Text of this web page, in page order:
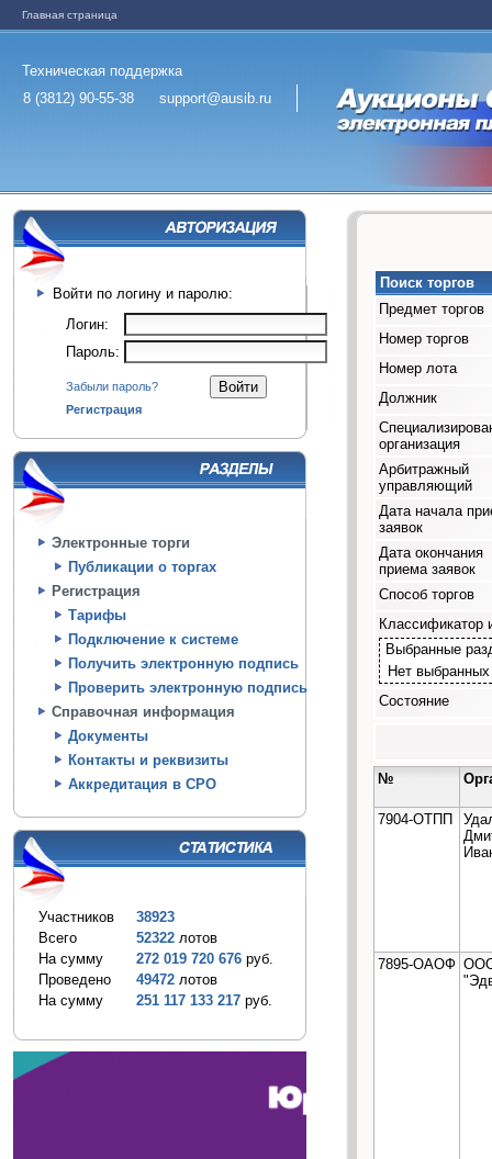
Главная страница
Техническая поддержка
8 (3812) 90-55-38
support@ausib.ru
Войти по логину и паролю:
Логин:
Пароль:
Забыли пароль?
Регистрация
Электронные торги
Публикации о торгах
Регистрация
Тарифы
Подключение к системе
Получить электронную подпись
Проверить электронную подпись
Справочная информация
Документы
Контакты и реквизиты
Аккредитация в СРО
Участников
38923
Всего
52322 лотов
На сумму
272 019 720 676 руб.
Проведено
49472 лотов
На сумму
251 117 133 217 руб.
Поиск торгов
Предмет торгов
Номер торгов
Номер лота
Должник
организация
Арбитражный
управляющий
Дата начала
заявок
Дата окончания
приема заявок
Способ торгов
Классификатор
Выбранные
Нет
Состояние
№
7904-ОТПП
7895-ОАОФ